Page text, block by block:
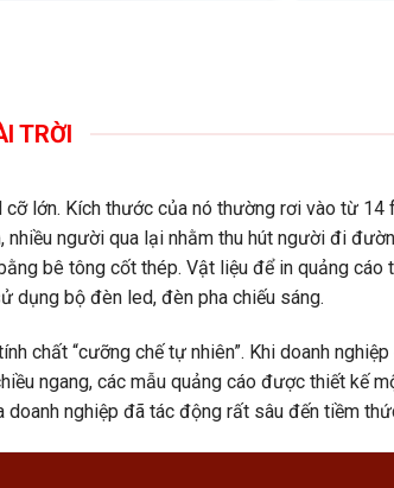
TRỜI
cỡ lớn. Kích thước của nó thường rơi vào từ
người qua lại nhằm thu hút người đi
bê tông cốt thép. Vật liệu để in quảng cáo
dụng bộ đèn led, đèn pha chiếu sáng.
chất “cưỡng chế tự nhiên”. Khi doanh
ngang, các mẫu quảng cáo được thiết kế
nghiệp đã tác động rất sâu đến tiềm